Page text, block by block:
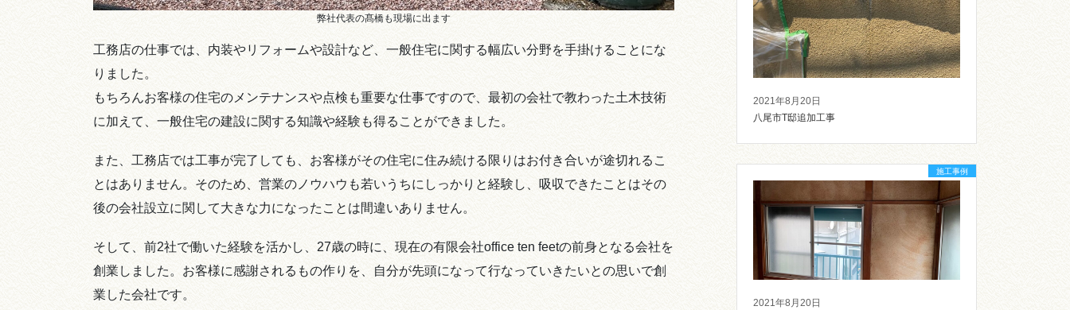
弊社代表の髙橋も現場に出ます
工務店の仕事では、内装やリフォームや設計など、一般住宅に関する幅広い分野を手掛けることにな
りました。
もちろんお客様の住宅のメンテナンスや点検も重要な仕事ですので、最初の会社で教わった土木技術
に加えて、一般住宅の建設に関する知識や経験も得ることができました。
また、工務店では工事が完了しても、お客様がその住宅に住み続ける限りはお付き合いが途切れるこ
とはありません。そのため、営業のノウハウも若いうちにしっかりと経験し、吸収できたことはその
後の会社設立に関して大きな力になったことは間違いありません。
そして、前2社で働いた経験を活かし、27歳の時に、現在の有限会社office ten feetの前身となる会社を
創業しました。お客様に感謝されるもの作りを、自分が先頭になって行なっていきたいとの思いで創
業した会社です。
2021年8月20日
八尾市T邸追加工事
2021年8月20日
施工事例